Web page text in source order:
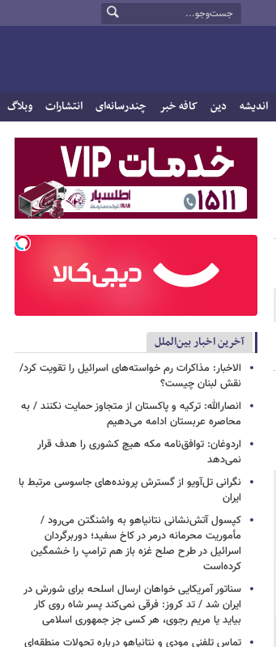
اندیشه دین کافه خبر چندرسانه‌ای انتشارات وبلاگ
آخرین اخبار بین‌الملل
الاخبار: مذاکرات رم خواسته‌های اسرائیل را تقویت کرد/
نقش لبنان چیست؟
انصارالله: ترکیه و پاکستان از متجاوز حمایت نکنند / به
محاصره عربستان ادامه می‌دهیم
اردوغان: توافق‌نامه مکه هیچ کشوری را هدف قرار
نمی‌دهد
نگرانی تل‌آویو از گسترش پرونده‌های جاسوسی مرتبط با
ایران
کپسول آتش‌نشانی نتانیاهو به واشنگتن می‌رود /
مأموریت محرمانه درمر در کاخ سفید؛ دوربرگردان
اسرائیل در طرح صلح غزه باز هم ترامپ را خشمگین
کرده‌است
سناتور آمریکایی خواهان ارسال اسلحه برای شورش در
ایران شد / تد کروز: فرقی نمی‌کند پسر شاه روی کار
بیاید یا مریم رجوی، هر کسی جز جمهوری اسلامی
تماس تلفنی مودی و نتانیاهو درباره تحولات منطقه‌ای